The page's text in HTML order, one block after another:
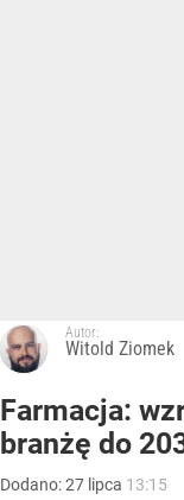
Autor:
Witold Ziomek
Farmacja:
branżę do
Dodano:27 lipca 13:15